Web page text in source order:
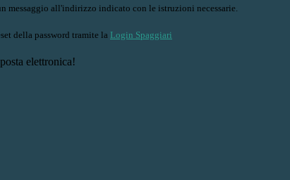
messaggio all'indirizzo indicato con le istruzioni necessarie.
della password tramite la Login Spaggiari
elettronica!